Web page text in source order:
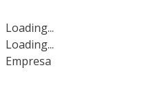
Loading...
Loading...
Empresa